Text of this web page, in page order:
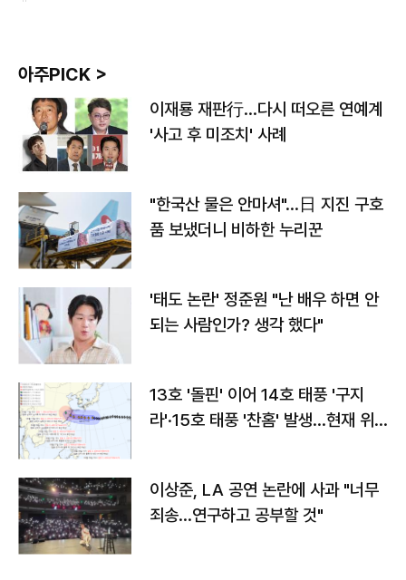
아주PICK >
이재룡 재판行…다시 떠오른 연예계
'사고 후 미조치' 사례
"한국산 물은 안마셔"…日 지진 구호
품 보냈더니 비하한 누리꾼
'태도 논란' 정준원 "난 배우 하면 안
되는 사람인가? 생각 했다"
13호 '돌핀' 이어 14호 태풍 '구지
라'·15호 태풍 '찬홈' 발생…현재 위
이상준, LA 공연 논란에 사과 "너무
죄송…연구하고 공부할 것"